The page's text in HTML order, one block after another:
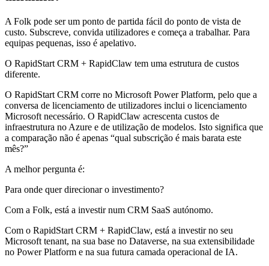
A Folk pode ser um ponto de partida fácil do ponto de vista de
custo. Subscreve, convida utilizadores e começa a trabalhar. Para
equipas pequenas, isso é apelativo.
O RapidStart CRM + RapidClaw tem uma estrutura de custos
diferente.
O RapidStart CRM corre no Microsoft Power Platform, pelo que a
conversa de licenciamento de utilizadores inclui o licenciamento
Microsoft necessário. O RapidClaw acrescenta custos de
infraestrutura no Azure e de utilização de modelos. Isto significa que
a comparação não é apenas “qual subscrição é mais barata este
mês?”
A melhor pergunta é:
Para onde quer direcionar o investimento?
Com a Folk, está a investir num CRM SaaS autónomo.
Com o RapidStart CRM + RapidClaw, está a investir no seu
Microsoft tenant, na sua base no Dataverse, na sua extensibilidade
no Power Platform e na sua futura camada operacional de IA.